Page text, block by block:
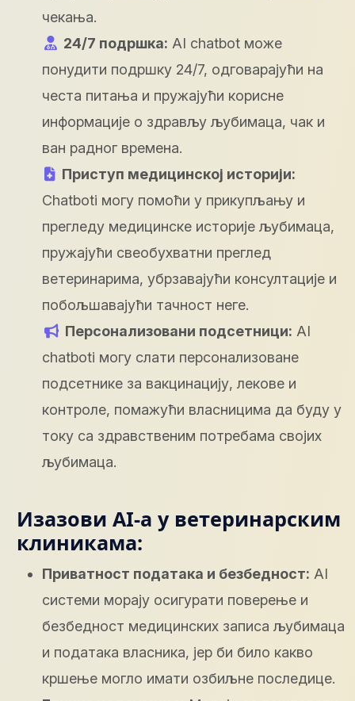
чекања.
24/7 подршка: AI chatbot може
понудити подршку 24/7, одговарајући на
честа питања и пружајући корисне
информације о здрављу љубимаца, чак и
ван радног времена.
Приступ медицинској историји:
Chatboti могу помоћи у прикупљању и
прегледу медицинске историје љубимаца,
пружајући свеобухватни преглед
ветеринарима, убрзавајући консултације и
побољшавајући тачност неге.
Персонализовани подсетници: AI
chatboti могу слати персонализоване
подсетнике за вакцинацију, лекове и
контроле, помажући власницима да буду у
току са здравственим потребама својих
љубимаца.
Изазови AI-а у ветеринарским
клиникама:
Приватност података и безбедност: AI
системи морају осигурати поверење и
безбедност медицинских записа љубимаца
и података власника, јер би било какво
кршење могло имати озбиљне последице.